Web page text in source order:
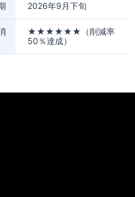
2026年9月下旬
★★★★★★（削減率
50％達成）